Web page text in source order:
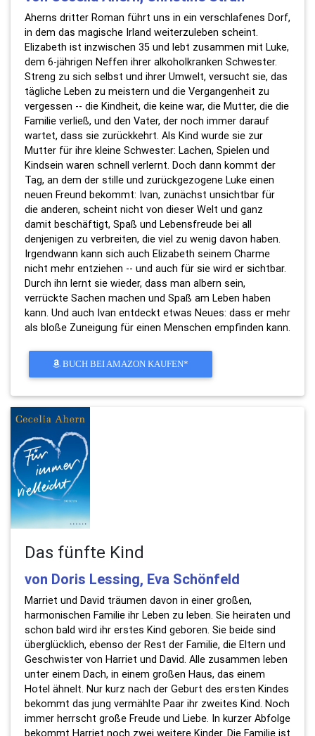
Aherns dritter Roman führt uns in ein verschlafenes Dorf,
in dem das magische Irland weiterzuleben scheint.
Elizabeth ist inzwischen 35 und lebt zusammen mit Luke,
dem 6-jährigen Neffen ihrer alkoholkranken Schwester.
Streng zu sich selbst und ihrer Umwelt, versucht sie, das
tägliche Leben zu meistern und die Vergangenheit zu
vergessen -- die Kindheit, die keine war, die Mutter, die die
Familie verließ, und den Vater, der noch immer darauf
wartet, dass sie zurückkehrt. Als Kind wurde sie zur
Mutter für ihre kleine Schwester: Lachen, Spielen und
Kindsein waren schnell verlernt. Doch dann kommt der
Tag, an dem der stille und zurückgezogene Luke einen
neuen Freund bekommt: Ivan, zunächst unsichtbar für
die anderen, scheint nicht von dieser Welt und ganz
damit beschäftigt, Spaß und Lebensfreude bei all
denjenigen zu verbreiten, die viel zu wenig davon haben.
Irgendwann kann sich auch Elizabeth seinem Charme
nicht mehr entziehen -- und auch für sie wird er sichtbar.
Durch ihn lernt sie wieder, dass man albern sein,
verrückte Sachen machen und Spaß am Leben haben
kann. Und auch Ivan entdeckt etwas Neues: dass er mehr
als bloße Zuneigung für einen Menschen empfinden kann.
BUCH BEI AMAZON KAUFEN*
Das fünfte Kind
von Doris Lessing, Eva Schönfeld
Marriet und David träumen davon in einer großen,
harmonischen Familie ihr Leben zu leben. Sie heiraten und
schon bald wird ihr erstes Kind geboren. Sie beide sind
überglücklich, ebenso der Rest der Familie, die Eltern und
Geschwister von Harriet und David. Alle zusammen leben
unter einem Dach, in einem großen Haus, das einem
Hotel ähnelt. Nur kurz nach der Geburt des ersten Kindes
bekommt das jung vermählte Paar ihr zweites Kind. Noch
immer herrscht große Freude und Liebe. In kurzer Abfolge
bekommt Harriet noch zwei weitere Kinder. Die Familie ist